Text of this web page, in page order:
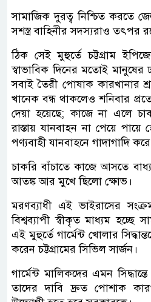
সামাজিক দুরত্ব নিশ্চিত করতে
সশস্ত্র বাহিনীর সদস্যরাও তৎপর
ঠিক সেই মুহুর্তে চট্টগ্রাম
স্বাভাবিক দিনের মতোই মানুষের
সবাই তৈরী পোষাক কারখানার
খানেক বন্ধ থাকলেও শনিবার
দেয়া হয়েছে; কাজে না এলে
রাস্তায় যানবাহন না পেয়ে পায়ে
পণ্যবাহী যানবাহনে গাদাগাদি
চাকরি বাঁচাতে কাজে আসতে
আতঙ্ক আর মুখে ছিলো ক্ষোভ।
মরণব্যাধী এই ভাইরাসের
বিশ্বব্যাপী স্বীকৃত মাধ্যম হচ্ছে
এই মুহুর্তে গার্মেন্ট খোলার
করেন চট্টগ্রামের সিভিল সার্জন।
গার্মেন্ট মালিকদের এমন
তাদের দাবি দ্রুত পোশাক